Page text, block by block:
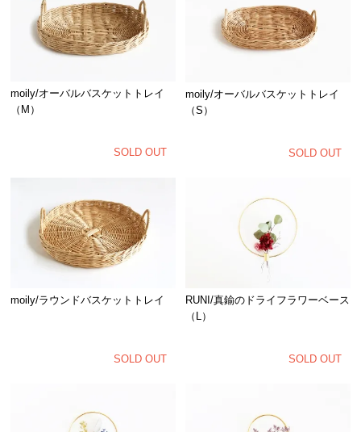
moily/オーバルバスケットトレイ
（M）
SOLD OUT
moily/オーバルバスケットトレイ
（S）
SOLD OUT
moily/ラウンドバスケットトレイ
SOLD OUT
RUNI/真鍮のドライフラワーベース
（L）
SOLD OUT